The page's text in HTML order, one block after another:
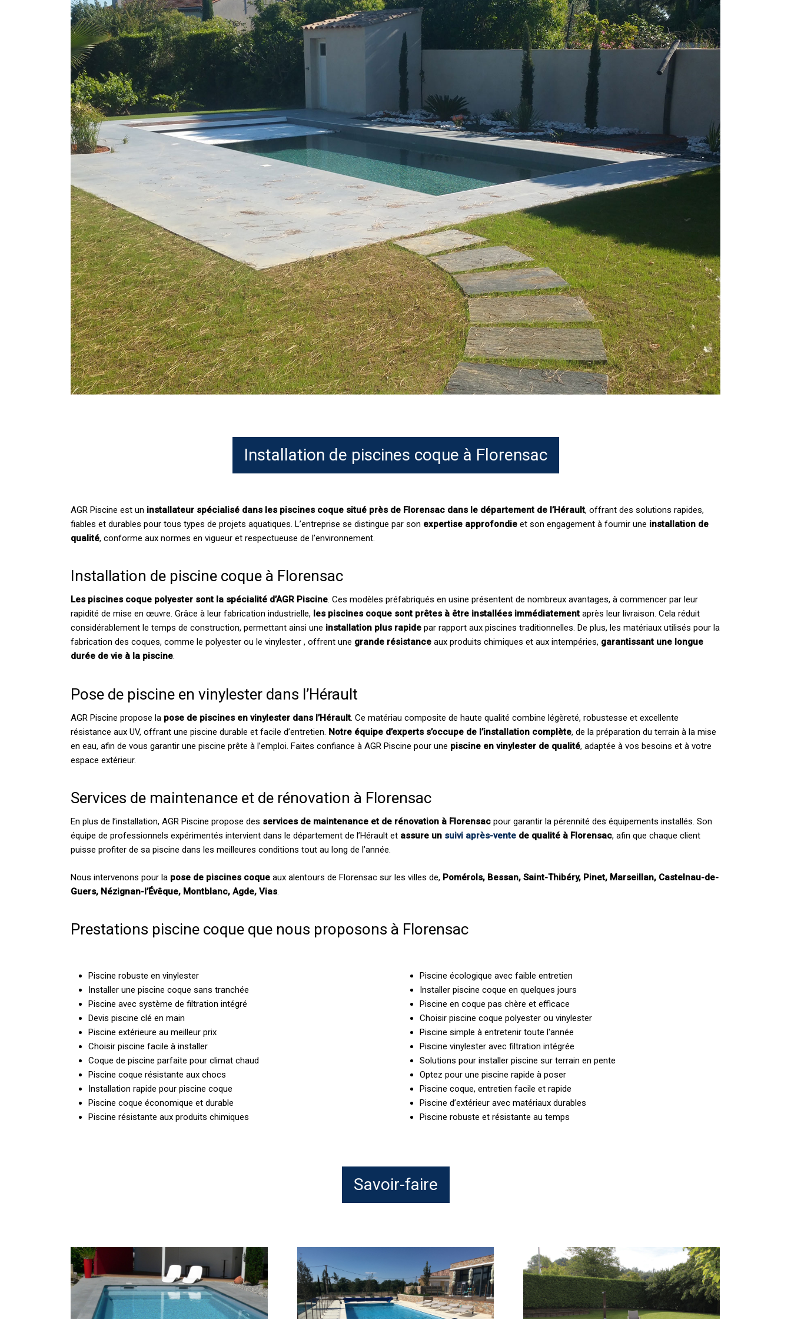
Installation de piscines coque à Florensac
AGR Piscine est un installateur spécialisé dans les piscines coque situé près de Florensac dans le département de l’Hérault, offrant des solutions rapides,
fiables et durables pour tous types de projets aquatiques. L’entreprise se distingue par son expertise approfondie et son engagement à fournir une installation de
qualité, conforme aux normes en vigueur et respectueuse de l’environnement.
Installation de piscine coque à Florensac
Les piscines coque polyester sont la spécialité d’AGR Piscine. Ces modèles préfabriqués en usine présentent de nombreux avantages, à commencer par leur
rapidité de mise en œuvre. Grâce à leur fabrication industrielle, les piscines coque sont prêtes à être installées immédiatement après leur livraison. Cela réduit
considérablement le temps de construction, permettant ainsi une installation plus rapide par rapport aux piscines traditionnelles. De plus, les matériaux utilisés pour la
fabrication des coques, comme le polyester ou le vinylester , offrent une grande résistance aux produits chimiques et aux intempéries, garantissant une longue
durée de vie à la piscine.
Pose de piscine en vinylester dans l’Hérault
AGR Piscine propose la pose de piscines en vinylester dans l’Hérault. Ce matériau composite de haute qualité combine légèreté, robustesse et excellente
résistance aux UV, offrant une piscine durable et facile d’entretien. Notre équipe d’experts s’occupe de l’installation complète, de la préparation du terrain à la mise
en eau, afin de vous garantir une piscine prête à l’emploi. Faites confiance à AGR Piscine pour une piscine en vinylester de qualité, adaptée à vos besoins et à votre
espace extérieur.
Services de maintenance et de rénovation à Florensac
En plus de l’installation, AGR Piscine propose des services de maintenance et de rénovation à Florensac pour garantir la pérennité des équipements installés. Son
équipe de professionnels expérimentés intervient dans le département de l’Hérault et assure un suivi après-vente de qualité à Florensac, afin que chaque client
puisse profiter de sa piscine dans les meilleures conditions tout au long de l’année.
Nous intervenons pour la pose de piscines coque aux alentours de Florensac sur les villes de, Pomérols, Bessan, Saint-Thibéry, Pinet, Marseillan, Castelnau-de-
Guers, Nézignan-l’Évêque, Montblanc, Agde, Vias.
Prestations piscine coque que nous proposons à Florensac
Piscine robuste en vinylester
Installer une piscine coque sans tranchée
Piscine avec système de filtration intégré
Devis piscine clé en main
Piscine extérieure au meilleur prix
Choisir piscine facile à installer
Coque de piscine parfaite pour climat chaud
Piscine coque résistante aux chocs
Installation rapide pour piscine coque
Piscine coque économique et durable
Piscine résistante aux produits chimiques
Piscine écologique avec faible entretien
Installer piscine coque en quelques jours
Piscine en coque pas chère et efficace
Choisir piscine coque polyester ou vinylester
Piscine simple à entretenir toute l'année
Piscine vinylester avec filtration intégrée
Solutions pour installer piscine sur terrain en pente
Optez pour une piscine rapide à poser
Piscine coque, entretien facile et rapide
Piscine d’extérieur avec matériaux durables
Piscine robuste et résistante au temps
Savoir-faire
Piscine
coque
écologique
durable
Vente
de
piscine
coque
dans
Pose
piscine
coque
polyester
avec